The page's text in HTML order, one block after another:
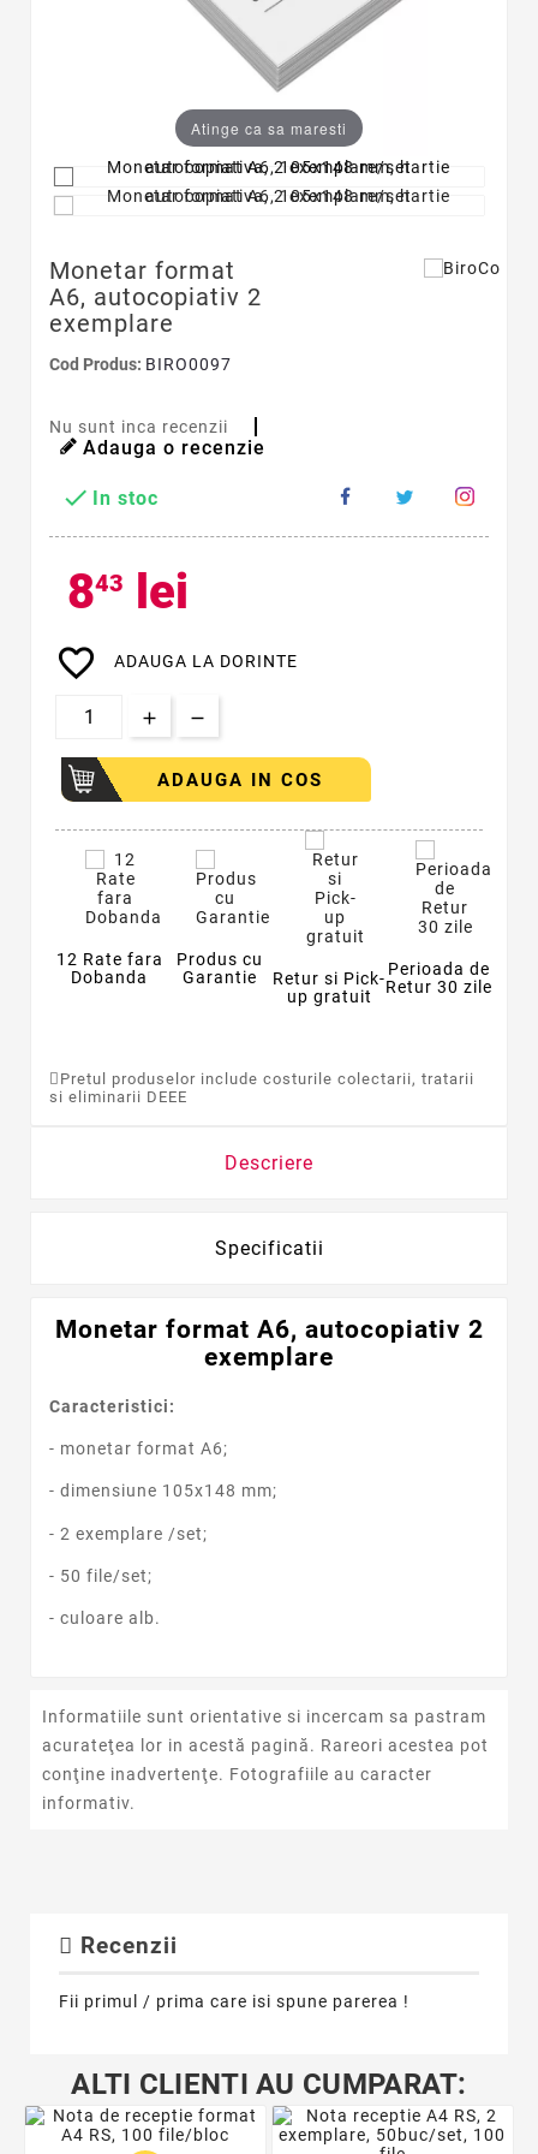
Atinge ca sa maresti
Monetar format
A6, autocopiativ 2
exemplare
Cod Produs: BIRO0097
Nu sunt inca recenzii
Adauga o recenzie
 In stoc
843 lei
favorite_border ADAUGA LA DORINTE
ADAUGA IN COS
12 Rate fara
Dobanda
Produs cu
Garantie
Retur si Pick-
up gratuit
Perioada de
Retur 30 zile
Pretul produselor include costurile colectarii, tratarii
si eliminarii DEEE
Descriere
Specificatii
Monetar format A6, autocopiativ 2
exemplare
Caracteristici:
- monetar format A6;
- dimensiune 105x148 mm;
- 2 exemplare /set;
- 50 file/set;
- culoare alb.
Informatiile sunt orientative si incercam sa pastram
acurateţea lor in acestă pagină. Rareori acestea pot
conţine inadvertenţe. Fotografiile au caracter
informativ.
Recenzii
Fii primul / prima care isi spune parerea !
ALTI CLIENTI AU CUMPARAT: